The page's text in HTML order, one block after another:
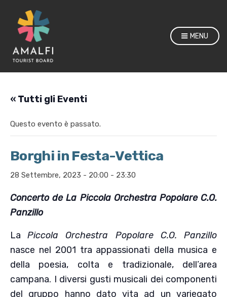
MENU
« Tutti gli Eventi
Questo evento è passato.
Borghi in Festa-Vettica
28 Settembre, 2023 - 20:00 - 23:30
Concerto de La Piccola Orchestra Popolare C.O.
Panzillo
LaPiccola Orchestra Popolare C.O. Panzillo
nasce nel 2001 tra appassionati della musica e
della poesia, colta e tradizionale, dell’area
campana. I diversi gusti musicali dei componenti
del gruppo hanno dato vita ad un variegato